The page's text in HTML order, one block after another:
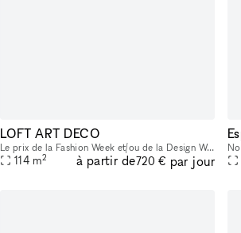
LOFT ART DECO
Le prix de la Fashion Week et/ou de la Design Week est de 25% plus élevé que le prix standard mentionné. Découvrez notre plateforme de location B2B pour des espaces éphémères idéalement situés à Pa
114 m2 à partir de720 € par jour